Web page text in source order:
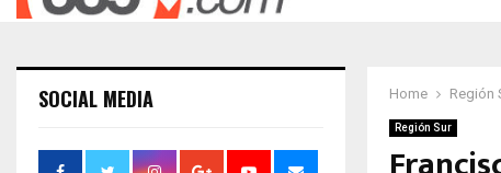
Home Región
Región Sur
SOCIAL MEDIA